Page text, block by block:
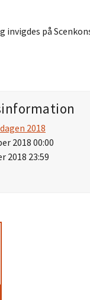
invigdes på
2018
2018 00:00
2018 23:59